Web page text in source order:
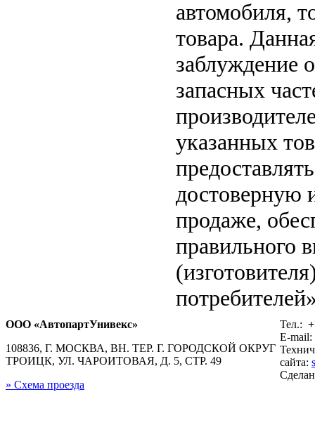
автомобиля,
товара.
заблуждение
запасных
указанных
достоверную
продаже,
правильного
ООО «АвтопартУнивекс»
108836, Г. МОСКВА, ВН. ТЕР. Г. ГОРОДСКОЙ ОКРУГ
ТРОИЦК, УЛ. ЧАРОИТОВАЯ, Д. 5, СТР. 49
» Схема проезда
Тел.:
E-mail:
сайта: